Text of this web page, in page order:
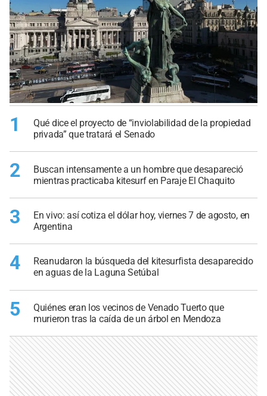
1
Qué dice el proyecto de “inviolabilidad de la propiedad
privada” que tratará el Senado
2
Buscan intensamente a un hombre que desapareció
mientras practicaba kitesurf en Paraje El Chaquito
3
En vivo: así cotiza el dólar hoy, viernes 7 de agosto, en
Argentina
4
Reanudaron la búsqueda del kitesurfista desaparecido
en aguas de la Laguna Setúbal
5
Quiénes eran los vecinos de Venado Tuerto que
murieron tras la caída de un árbol en Mendoza